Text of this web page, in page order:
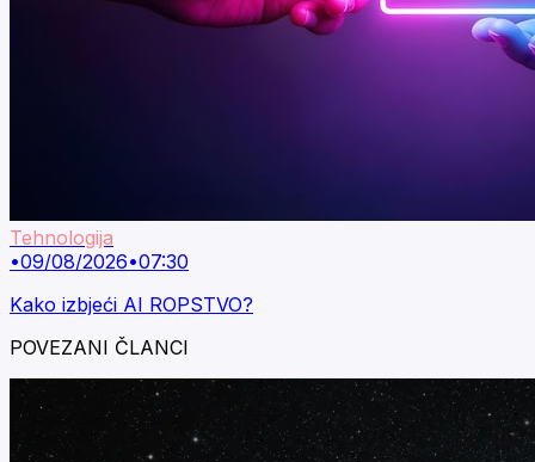
Tehnologija
•09/08/2026•07:30
Kako izbjeći AI ROPSTVO?
POVEZANI ČLANCI